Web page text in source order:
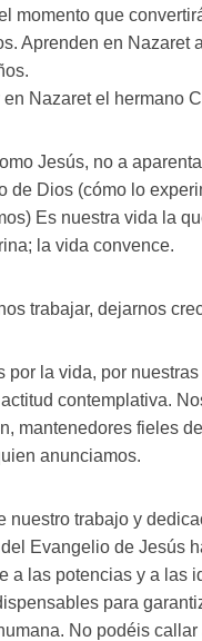
momento que
Aprenden en Nazaret
Nazaret el hermano
Jesús, no a
de Dios (cómo lo
Es nuestra vida la
la vida convence.
trabajar, dejarnos
la vida, por
contemplativa.
mantenedores fieles
anunciamos.
nuestro trabajo y
Evangelio de Jesús
a las potencias y a las
para
No podéis